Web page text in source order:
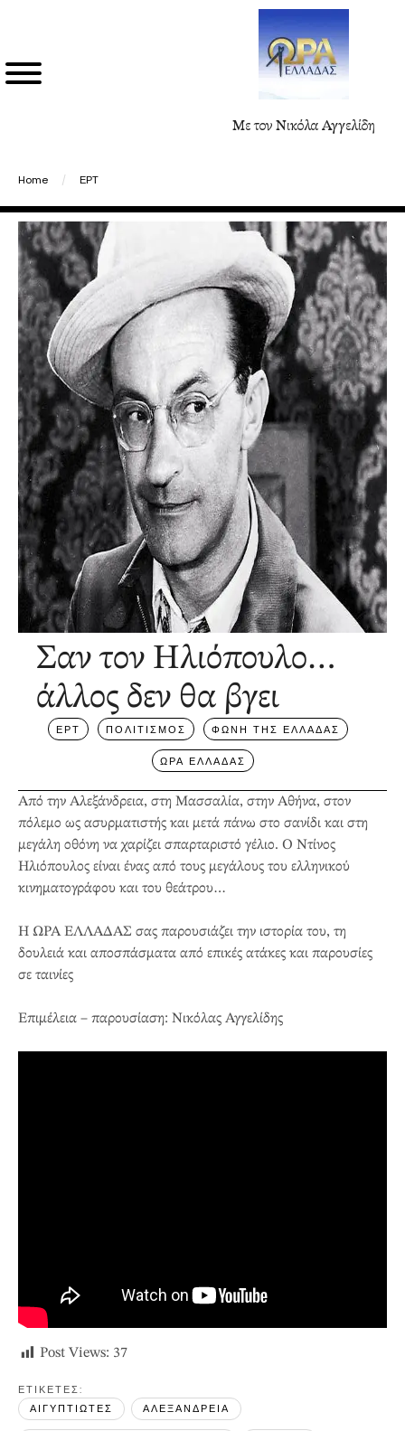
Με τον Νικόλα Αγγελίδη
Home / ΕΡΤ
Σαν τον Ηλιόπουλο…
άλλος δεν θα βγει
ΕΡΤ ΠΟΛΙΤΙΣΜΟΣ ΦΩΝΗ ΤΗΣ ΕΛΛΑΔΑΣ
ΩΡΑ ΕΛΛΑΔΑΣ
Από την Αλεξάνδρεια, στη Μασσαλία, στην Αθήνα, στον
πόλεμο ως ασυρματιστής και μετά πάνω στο σανίδι και στη
μεγάλη οθόνη να χαρίζει σπαρταριστό γέλιο. Ο Ντίνος
Ηλιόπουλος είναι ένας από τους μεγάλους του ελληνικού
κινηματογράφου και του θεάτρου…
Η ΩΡΑ ΕΛΛΑΔΑΣ σας παρουσιάζει την ιστορία του, τη
δουλειά και αποσπάσματα από επικές ατάκες και παρουσίες
σε ταινίες
Επιμέλεια – παρουσίαση: Νικόλας Αγγελίδης
Post Views: 37
ΕΤΙΚΕΤΕΣ:
ΑΙΓΥΠΤΙΩΤΕΣ
ΑΛΕΞΑΝΔΡΕΙΑ